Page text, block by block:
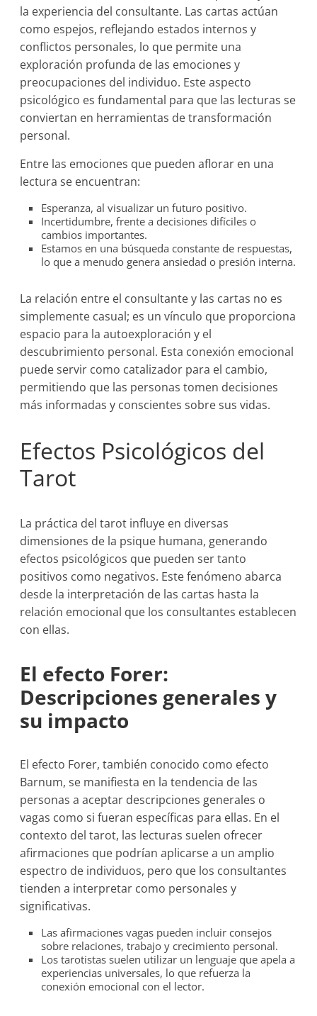
la experiencia del consultante. Las cartas actúan
como espejos, reflejando estados internos y
conflictos personales, lo que permite una
exploración profunda de las emociones y
preocupaciones del individuo. Este aspecto
psicológico es fundamental para que las lecturas se
conviertan en herramientas de transformación
personal.
Entre las emociones que pueden aflorar en una
lectura se encuentran:
Esperanza, al visualizar un futuro positivo.
Incertidumbre, frente a decisiones difíciles o
cambios importantes.
Estamos en una búsqueda constante de respuestas,
lo que a menudo genera ansiedad o presión interna.
La relación entre el consultante y las cartas no es
simplemente casual; es un vínculo que proporciona
espacio para la autoexploración y el
descubrimiento personal. Esta conexión emocional
puede servir como catalizador para el cambio,
permitiendo que las personas tomen decisiones
más informadas y conscientes sobre sus vidas.
Efectos Psicológicos del
Tarot
La práctica del tarot influye en diversas
dimensiones de la psique humana, generando
efectos psicológicos que pueden ser tanto
positivos como negativos. Este fenómeno abarca
desde la interpretación de las cartas hasta la
relación emocional que los consultantes establecen
con ellas.
El efecto Forer:
Descripciones generales y
su impacto
El efecto Forer, también conocido como efecto
Barnum, se manifiesta en la tendencia de las
personas a aceptar descripciones generales o
vagas como si fueran específicas para ellas. En el
contexto del tarot, las lecturas suelen ofrecer
afirmaciones que podrían aplicarse a un amplio
espectro de individuos, pero que los consultantes
tienden a interpretar como personales y
significativas.
Las afirmaciones vagas pueden incluir consejos
sobre relaciones, trabajo y crecimiento personal.
Los tarotistas suelen utilizar un lenguaje que apela a
experiencias universales, lo que refuerza la
conexión emocional con el lector.